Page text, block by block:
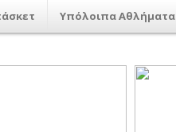
Υπόλοιπα Αθλήματα